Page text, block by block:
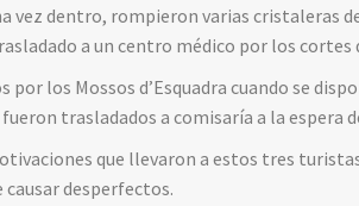
vez dentro, rompieron varias cristaleras
a un centro médico por los cortes
los Mossos d’Esquadra cuando se
trasladados a comisaría a la espera
que llevaron a estos tres
desperfectos.